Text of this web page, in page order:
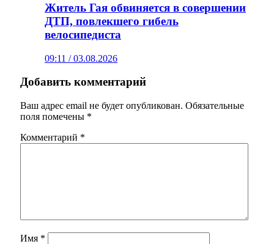
Житель Гая обвиняется в совершении
ДТП, повлекшего гибель
велосипедиста
09:11 / 03.08.2026
Добавить комментарий
Ваш адрес email не будет опубликован. Обязательные
поля помечены *
Комментарий *
Имя *